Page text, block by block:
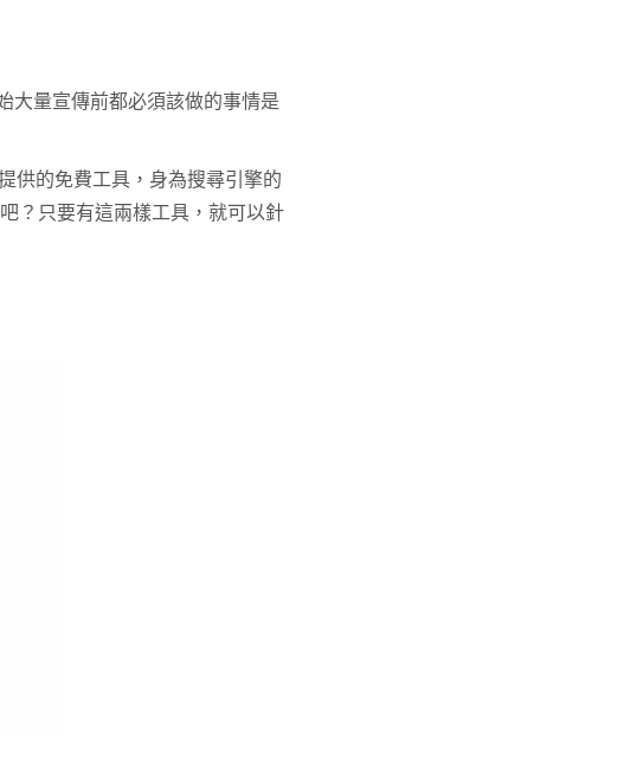
大量宣傳前都必須該做的事情是
供的免費工具，身為搜尋引擎的
？只要有這兩樣工具，就可以針